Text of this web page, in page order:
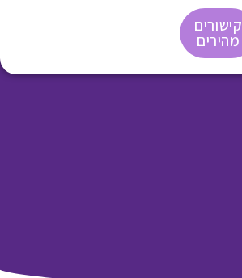
קישורים
מהירים